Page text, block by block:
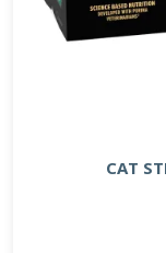
CAT